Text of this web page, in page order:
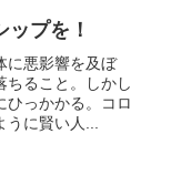
プを！
に悪影響を及ぼ
ちること。しかし
ひっかかる。コロ
うに賢い人...